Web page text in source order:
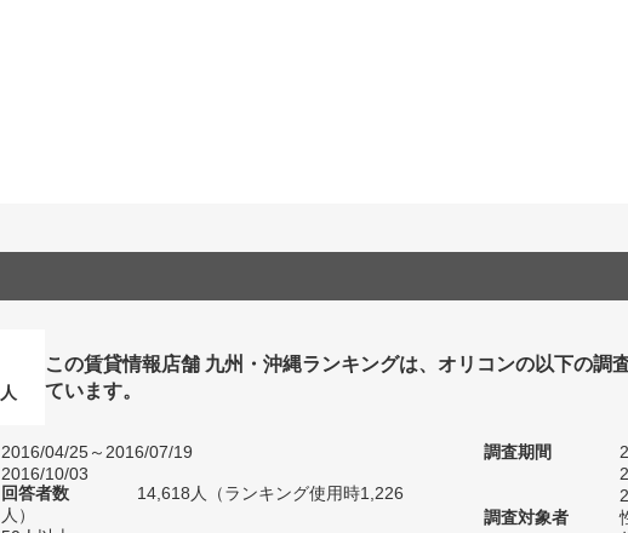
人
この賃貸情報店舗 九州・沖縄ランキングは、オリコンの以下の調
ています。
2016/04/25～2016/07/19
2016/10/03
回答者数
14,618人（ランキング使用時1,226
人）
調査期間
調査対象者